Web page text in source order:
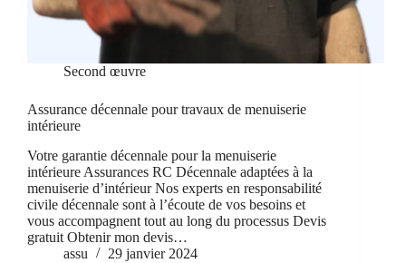
Second œuvre
Assurance décennale pour travaux de menuiserie
intérieure
Votre garantie décennale pour la menuiserie
intérieure Assurances RC Décennale adaptées à la
menuiserie d’intérieur Nos experts en responsabilité
civile décennale sont à l’écoute de vos besoins et
vous accompagnent tout au long du processus Devis
gratuit Obtenir mon devis…
assu
29 janvier 2024